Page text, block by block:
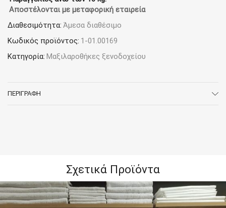
Αποστέλονται με μεταφορική εταιρεία
Διαθεσιμότητα: Άμεσα διαθέσιμο
Κωδικός προϊόντος: 1-01.00169
Κατηγορία: Μαξιλαροθήκες ξενοδοχείου
ΠΕΡΙΓΡΑΦΉ
Σχετικά Προϊόντα